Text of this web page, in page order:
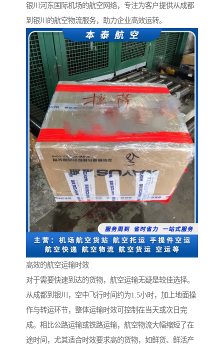
银川河东国际机场的航空网络，专注为客户提供从成都
到银川的航空物流服务，助力企业高效运转。
高效的航空运输时效
对于需要快速到达的货物，航空运输无疑是较佳选择。
从成都到银川，空中飞行时间约为1.5小时，加上地面操
作与转运环节，整体运输时效可控制在当天或次日完
成。相比公路运输或铁路运输，航空物流大幅缩短了在
途时间，尤其适合时效要求高的货物，如鲜货、鲜活产